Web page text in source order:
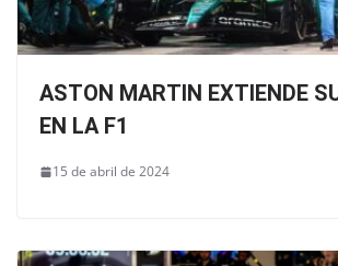
ASTON MARTIN EXTIENDE
EN LA F1
15 de abril de 2024